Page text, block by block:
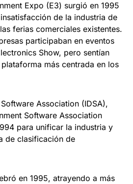
Expo (E3) surgió en 1995
de la industria de
ferias comerciales existentes.
participaban en eventos
Show, pero sentían
más centrada en los
Association (IDSA),
Software Association
para unificar la industria y
de clasificación de
en 1995, atrayendo a más